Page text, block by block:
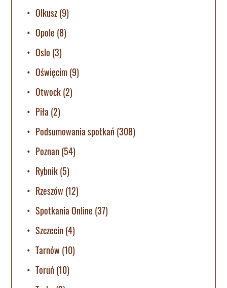
Olkusz(9)
Opole (8)
Oslo (3)
Oświęcim(9)
Otwock(2)
Piła (2)
Podsumowania spotkań (308)
Poznan (54)
Rybnik(5)
Rzeszów (12)
Spotkania Online (37)
Szczecin (4)
Tarnów (10)
Toruń (10)